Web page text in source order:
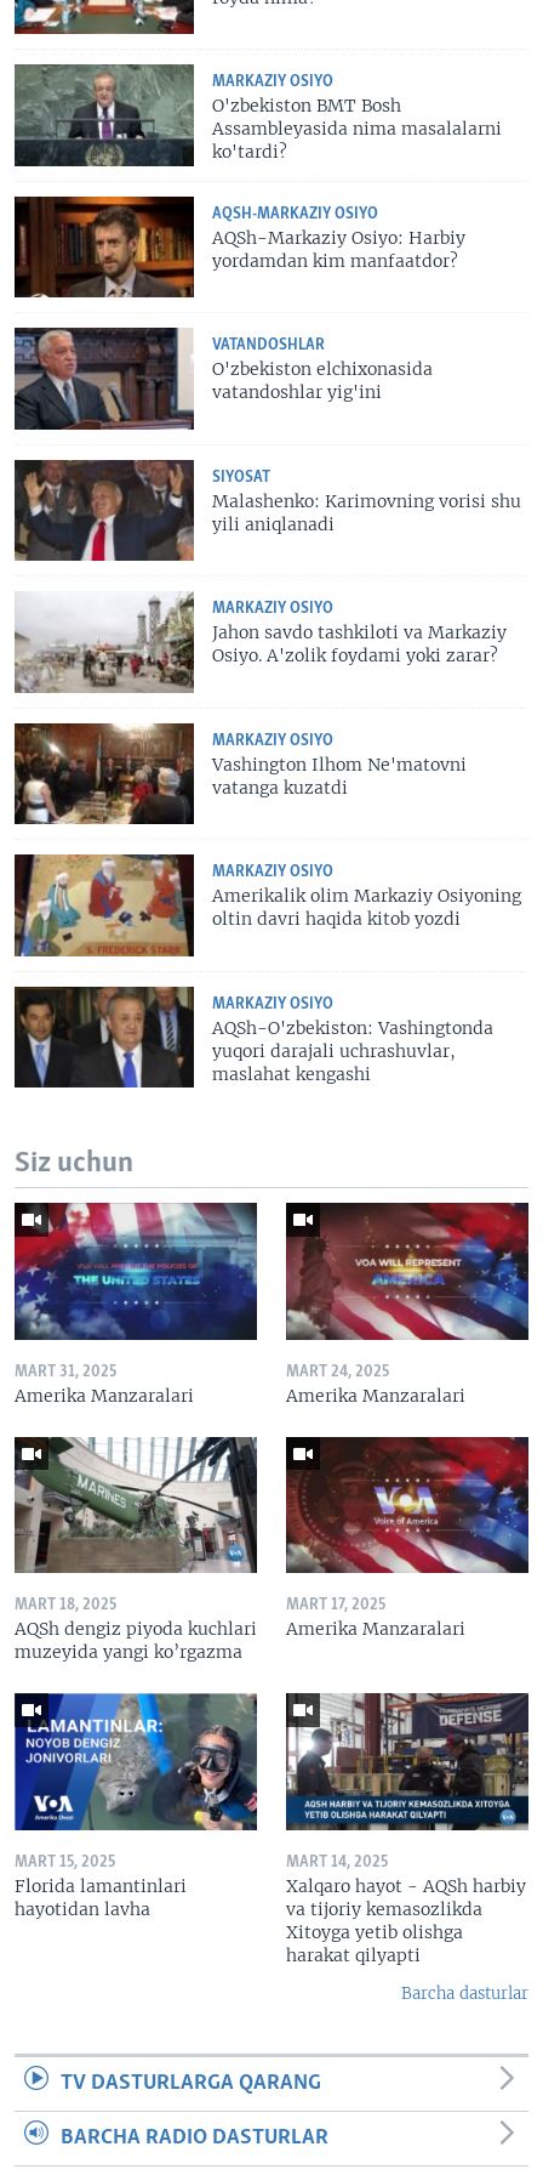
MARKAZIY OSIYO
O'zbekiston BMT Bosh
Assambleyasida nima masalalarni
ko'tardi?
AQSH-MARKAZIY OSIYO
AQSh-Markaziy Osiyo: Harbiy
yordamdan kim manfaatdor?
VATANDOSHLAR
O'zbekiston elchixonasida
vatandoshlar yig'ini
SIYOSAT
Malashenko: Karimovning vorisi shu
yili aniqlanadi
MARKAZIY OSIYO
Jahon savdo tashkiloti va Markaziy
Osiyo. A'zolik foydami yoki zarar?
MARKAZIY OSIYO
Vashington Ilhom Ne'matovni
vatanga kuzatdi
MARKAZIY OSIYO
Amerikalik olim Markaziy Osiyoning
oltin davri haqida kitob yozdi
MARKAZIY OSIYO
AQSh-O'zbekiston: Vashingtonda
yuqori darajali uchrashuvlar,
maslahat kengashi
Siz uchun
MART 31, 2025
Amerika Manzaralari
MART 24, 2025
Amerika Manzaralari
MART 18, 2025
AQSh dengiz piyoda kuchlari
muzeyida yangi ko’rgazma
MART 17, 2025
Amerika Manzaralari
MART 15, 2025
Florida lamantinlari
hayotidan lavha
MART 14, 2025
Xalqaro hayot - AQSh harbiy
va tijoriy kemasozlikda
Xitoyga yetib olishga
harakat qilyapti
Barcha dasturlar
TV DASTURLARGA QARANG
BARCHA RADIO DASTURLAR